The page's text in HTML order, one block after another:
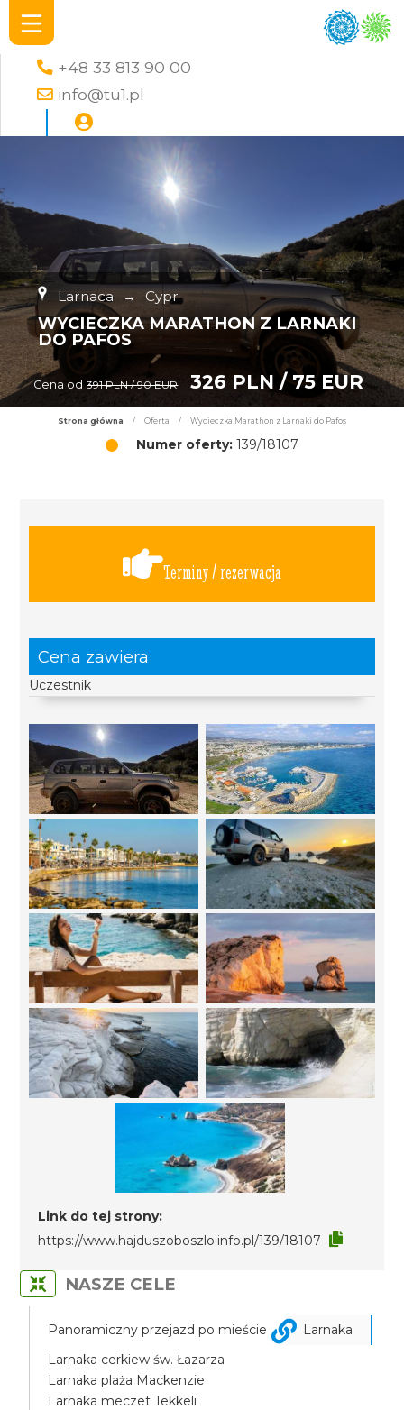
+48 33 813 90 00
info@tu1.pl
Larnaca → Cypr
WYCIECZKA MARATHON Z LARNAKI
DO PAFOS
Cena od 391 PLN / 90 EUR 326 PLN / 75 EUR
Strona główna / Oferta / Wycieczka Marathon z Larnaki do Pafos
Numer oferty: 139/18107
Terminy / rezerwacja
Cena zawiera
Uczestnik
Link do tej strony:
https://www.hajduszoboszlo.info.pl/139/18107
NASZE CELE
Panoramiczny przejazd po mieście
Larnaka
Larnaka cerkiew św. Łazarza
Larnaka plaża Mackenzie
Larnaka meczet Tekkeli